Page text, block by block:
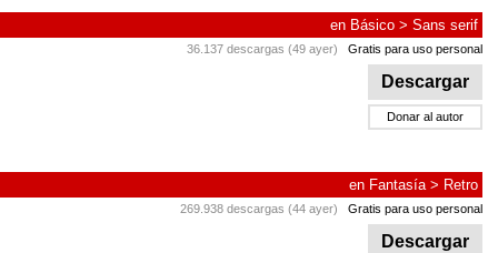
en Básico > Sans serif
36.137 descargas (49 ayer) Gratis para uso personal
Descargar
Donar al autor
en Fantasía> Retro
269.938 descargas (44 ayer) Gratis para uso personal
Descargar